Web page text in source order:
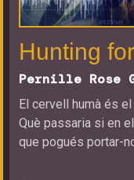
Hunting
Pernille Rose
El cervell humà és
Què passaria si en
que pogués portar-